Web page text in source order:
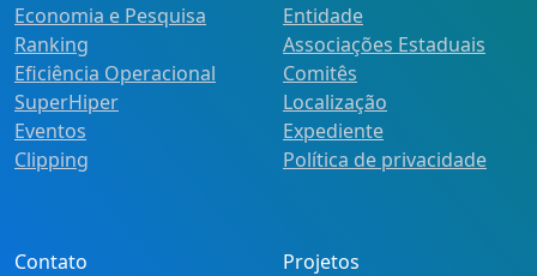
Economia e Pesquisa
Ranking
Eficiência Operacional
SuperHiper
Eventos
Clipping
Entidade
Associações Estaduais
Comitês
Localização
Expediente
Política de privacidade
Contato
Projetos